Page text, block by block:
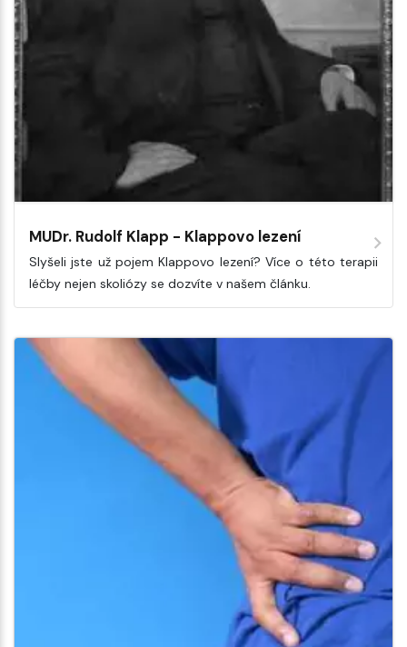
MUDr. Rudolf Klapp - Klappovo lezení
Slyšeli jste už pojem Klappovo lezení? Více o této terapii
léčby nejen skoliózy se dozvíte v našem článku.